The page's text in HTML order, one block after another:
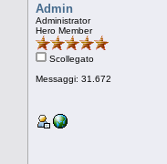
Admin
Administrator
Hero Member
Scollegato
Messaggi: 31.672